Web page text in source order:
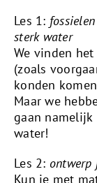
Les 1:
sterk water
We vinden
(zoals
konden
Maar we
gaan
water!
Les 2: ontwerp
Kun je met